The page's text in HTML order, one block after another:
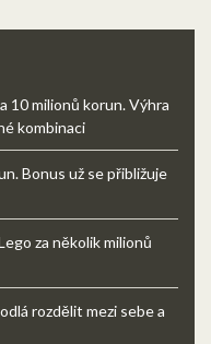
10 milionů korun. Výhra
kombinaci
Bonus už se přibližuje
za několik milionů
rozdělit mezi sebe a